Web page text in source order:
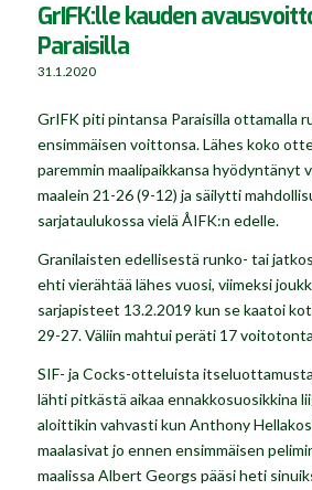
GrIFK:lle kauden
Paraisilla
31.1.2020
GrIFK piti pintansa Paraisilla ottamalla
ensimmäisen voittonsa. Lähes koko
paremmin maalipaikkansa hyödyntänyt
maalein 21-26 (9-12) ja säilytti
sarjataulukossa vielä ÅIFK:n edelle.
Granilaisten edellisestä runko- tai
ehti vierähtää lähes vuosi, viimeksi
sarjapisteet 13.2.2019 kun se kaatoi
29-27. Väliin mahtui peräti 17
SIF- ja Cocks-otteluista
lähti pitkästä aikaa ennakkosuosikkina
aloittikin vahvasti kun Anthony
maalasivat jo ennen ensimmäisen
maalissa Albert Georgs pääsi heti